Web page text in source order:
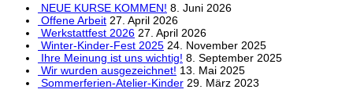
NEUE KURSE KOMMEN! 8. Juni 2026
Offene Arbeit 27. April 2026
Werkstattfest 2026 27. April 2026
Winter-Kinder-Fest 2025 24. November 2025
Ihre Meinung ist uns wichtig! 8. September 2025
Wir wurden ausgezeichnet! 13. Mai 2025
Sommerferien-Atelier-Kinder 29. März 2023